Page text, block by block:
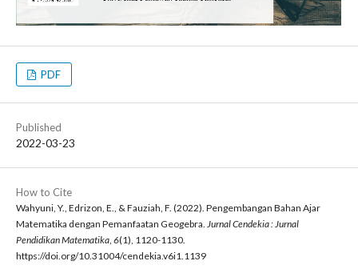
PDF
Published
2022-03-23
How to Cite
Wahyuni, Y., Edrizon, E., & Fauziah, F. (2022). Pengembangan Bahan Ajar
Matematika dengan Pemanfaatan Geogebra. Jurnal Cendekia : Jurnal
Pendidikan Matematika, 6(1), 1120-1130.
https://doi.org/10.31004/cendekia.v6i1.1139